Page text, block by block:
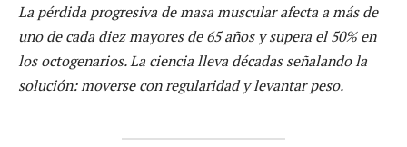
La pérdida progresiva de masa muscular afecta a más de
uno de cada diez mayores de 65 años y supera el 50% en
los octogenarios. La ciencia lleva décadas señalando la
solución: moverse con regularidad y levantar peso.